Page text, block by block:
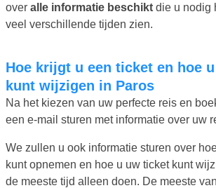
over alle informatie beschikt die u nodig
veel verschillende tijden zien.
Hoe krijgt u een ticket en hoe u uw ticket
kunt wijzigen in Paros
Na het kiezen van uw perfecte reis en
een e-mail sturen met informatie over uw
We zullen u ook informatie sturen over
kunt opnemen en hoe u uw ticket kunt
de meeste tijd alleen doen. De meeste